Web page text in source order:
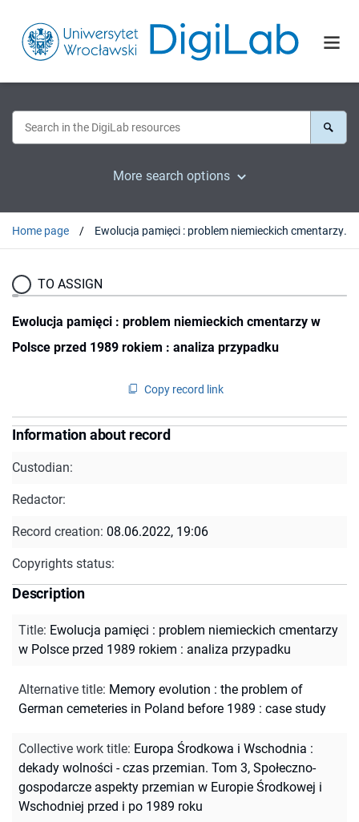
More search options
Home page Ewolucja pamięci : problem niemieckich cmentarzy w Polsce przed 1989 rokiem : analiza przypadku
TO ASSIGN
Ewolucja pamięci : problem niemieckich cmentarzy w
Polsce przed 1989 rokiem : analiza przypadku
Copy record link
Information about record
Custodian:
Redactor:
Record creation: 08.06.2022, 19:06
Copyrights status:
Description
Title: Ewolucja pamięci : problem niemieckich cmentarzy
w Polsce przed 1989 rokiem : analiza przypadku
Alternative title: Memory evolution : the problem of
German cemeteries in Poland before 1989 : case study
Collective work title: Europa Środkowa i Wschodnia :
dekady wolności - czas przemian. Tom 3, Społeczno-
gospodarcze aspekty przemian w Europie Środkowej i
Wschodniej przed i po 1989 roku